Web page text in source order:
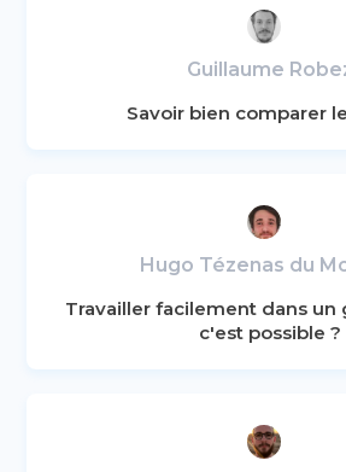
Guillaume
Savoir bien comparer
Hugo Tézenas du
Travailler facilement dans un
c'est possible ?